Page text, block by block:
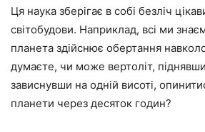
Ця наука зберігає в собі безліч
світобудови. Наприклад, всі ми
планета здійснює обертання
думаєте, чи може вертоліт,
зависнувши на одній висоті,
планети через десяток годин?